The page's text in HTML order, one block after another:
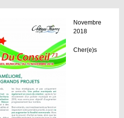
Novembre
2018
Cher(e)s